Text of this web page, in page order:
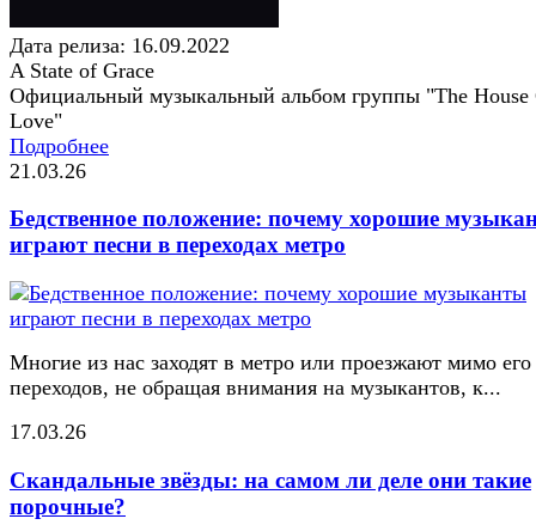
Дата релиза: 16.09.2022
A State of Grace
Официальный музыкальный альбом группы "The House
Love"
Подробнее
21.03.26
Бедственное положение: почему хорошие
играют песни в переходах метро
Многие из нас заходят в метро или проезжают мимо его
переходов, не обращая внимания на музыкантов, к...
17.03.26
Скандальные звёзды: на самом ли деле они такие
порочные?